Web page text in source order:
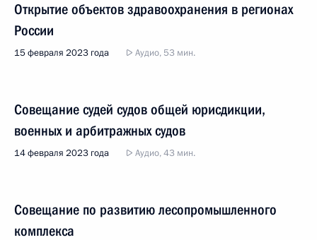
Открытие объектов здравоохранения в регионах
России
15 февраля 2023 года Аудио, 53 мин.
Совещание судей судов общей юрисдикции,
военных и арбитражных судов
14 февраля 2023 года Аудио, 43 мин.
Совещание по развитию лесопромышленного
комплекса